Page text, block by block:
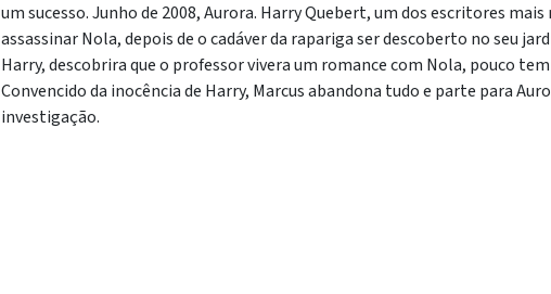
um sucesso. Junho de 2008, Aurora. Harry Quebert, um dos escritores
assassinar Nola, depois de o cadáver da rapariga ser descoberto no seu
Harry, descobrira que o professor vivera um romance com Nola, pouco
Convencido da inocência de Harry, Marcus abandona tudo e parte para
investigação.